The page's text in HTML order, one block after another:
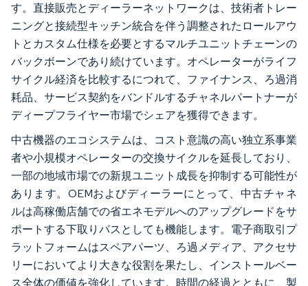
す。直接販売とディーラーネットワークは、技術者トレー
ニングと接続型キッチン統合を伴う調整されたロールアウ
トとカスタム仕様を必要とするマルチユニットチェーンの
バックボーンであり続けています。オペレーターがライフ
サイクル経済を比較するにつれて、ファイナンス、ろ過消
耗品、サービス契約をバンドルするチャネルパートナーが
ディープフライヤー市場でシェアを獲得できます。
中古機器のエコシステムは、コスト意識の高い独立系事業
者や小規模オペレーターの交換サイクルを延長しており、
一部の地域市場での新規ユニット成長を抑制する可能性が
あります。OEMおよびディーラーにとって、中古チャネ
ルは高稼働店舗での省エネモデルへのアップグレードをサ
ポートする下取りパスとしても機能します。電子商取引プ
ラットフォームはスペアパーツ、ろ過メディア、アクセサ
リーにおいてより大きな役割を果たし、インストールベー
ス全体の価値を強化しています。時間の経過とともに、製